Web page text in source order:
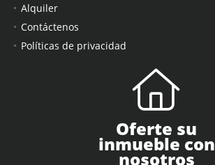
Alquiler
Contáctenos
Políticas de privacidad
Oferte su
inmueble con
nosotros